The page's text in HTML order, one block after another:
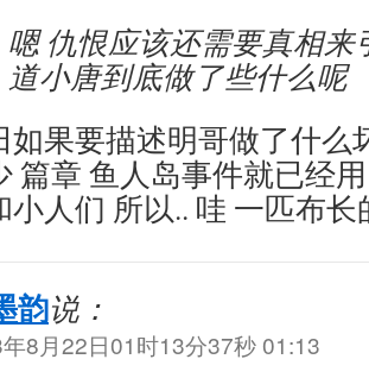
嗯 仇恨应该还需要真相来
道小唐到底做了些什么呢
如果要描述明哥做了什么
篇章 鱼人岛事件就已经
小人们 所以.. 哇 一匹布
韵说：
8月22日01时13分37秒 01:13